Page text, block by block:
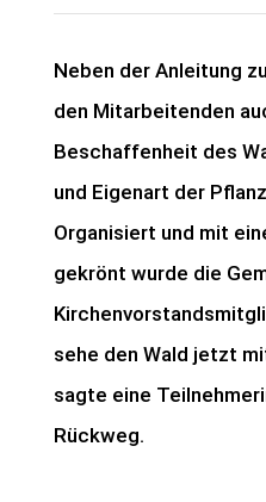
Neben der Anleitung
den Mitarbeitenden
Beschaffenheit des
und Eigenart der
Organisiert und mit
gekrönt wurde die
sehe den Wald jetzt
sagte eine
Rückweg.